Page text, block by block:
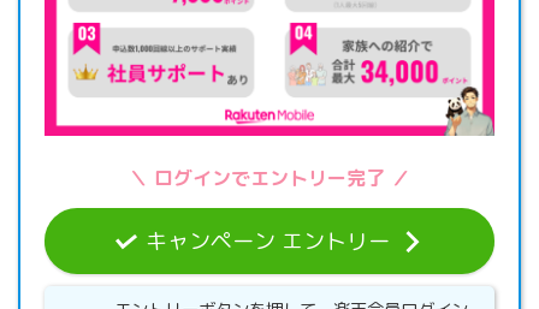
＼ ログインでエントリー完了 ／
キャンペーン エントリー